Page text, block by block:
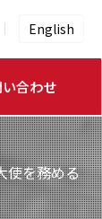
English
合わせ
使を務める